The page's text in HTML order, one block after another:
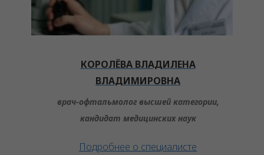
КОРОЛЁВА ВЛАДИЛЕНА
ВЛАДИМИРОВНА
врач-офтальмолог высшей категории,
кандидат медицинских наук
Подробнее о специалисте